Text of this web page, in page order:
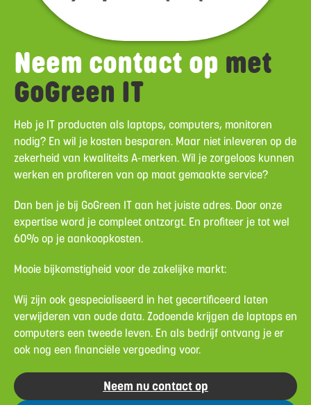
Neem contact op met
GoGreen IT
Heb je IT producten als laptops, computers, monitoren
nodig? En wil je kosten besparen. Maar niet inleveren op de
zekerheid van kwaliteits A-merken. Wil je zorgeloos kunnen
werken en profiteren van op maat gemaakte service?
Dan ben je bij GoGreen IT aan het juiste adres. Door onze
expertise word je compleet ontzorgt. En profiteer je tot wel
60% op je aankoopkosten.
Mooie bijkomstigheid voor de zakelijke markt:
Wij zijn ook gespecialiseerd in het gecertificeerd laten
verwijderen van oude data. Zodoende krijgen de laptops en
computers een tweede leven. En als bedrijf ontvang je er
ook nog een financiële vergoeding voor.
Neem nu contact op